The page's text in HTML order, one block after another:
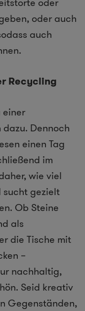
oder auch
auch
Recycling
einer
Dennoch
einen Tag
im
wie viel
sucht gezielt
Ob Steine
als
die Tische mit
–
nachhaltig,
Seid kreativ
Gegenständen,